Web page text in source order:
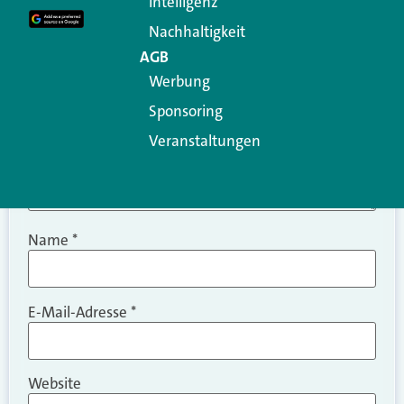
Kommentar
Name *
E-Mail-Adresse *
Website
Nachhaltigkeit
AGB
Werbung
Sponsoring
Veranstaltungen